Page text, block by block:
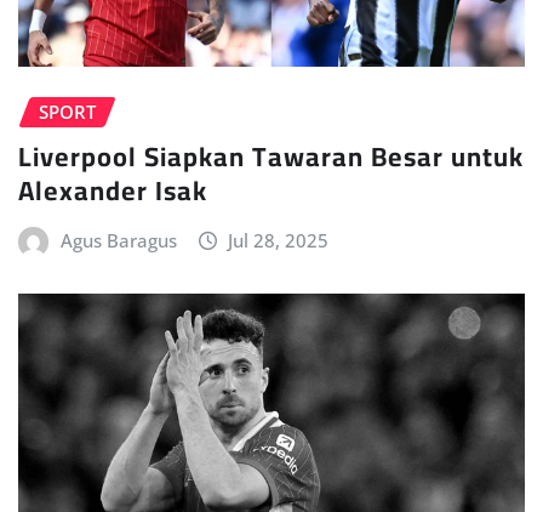
SPORT
Liverpool Siapkan Tawaran Besar untuk
Alexander Isak
Agus Baragus Jul 28, 2025